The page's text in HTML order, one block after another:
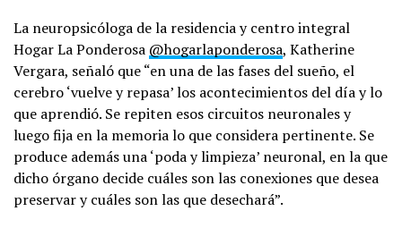
La neuropsicóloga de la residencia y centro integral
Hogar La Ponderosa @hogarlaponderosa, Katherine
Vergara, señaló que “en una de las fases del sueño, el
cerebro ‘vuelve y repasa’ los acontecimientos del día y lo
que aprendió. Se repiten esos circuitos neuronales y
luego fija en la memoria lo que considera pertinente. Se
produce además una ‘poda y limpieza’ neuronal, en la que
dicho órgano decide cuáles son las conexiones que desea
preservar y cuáles son las que desechará”.